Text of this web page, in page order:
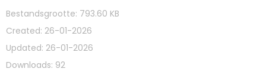
Bestandsgrootte: 793.60 KB
Created: 26-01-2026
Updated: 26-01-2026
Downloads: 92